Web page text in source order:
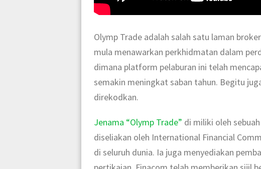
Olymp Trade adalah salah satu laman
mula menawarkan perkhidmatan dalam
dimana platform pelaburan ini telah
semakin meningkat saban tahun. Begitu
direkodkan.
Jenama “Olymp Trade” di miliki oleh
diseliakan oleh International Financial
di seluruh dunia. Ia juga menyediakan